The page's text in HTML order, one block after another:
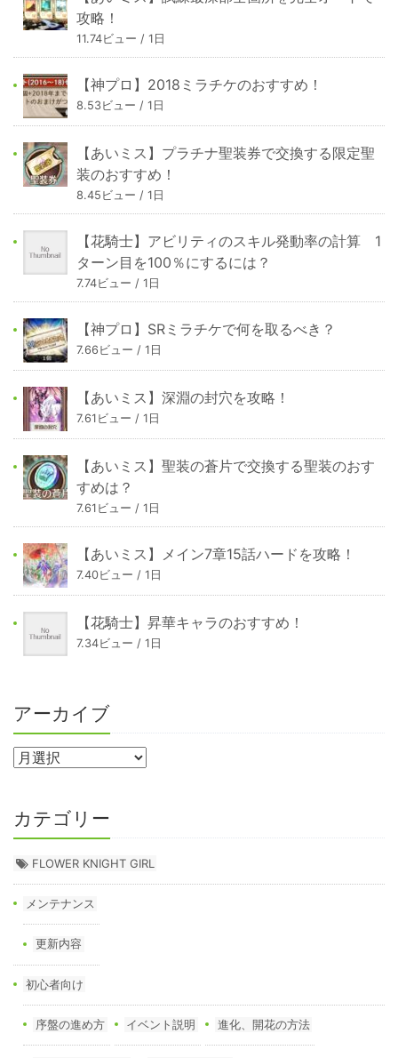
攻略！
11.74ビュー / 1日
【神プロ】2018ミラチケのおすすめ！
8.53ビュー / 1日
【あいミス】プラチナ聖装券で交換する限定聖
装のおすすめ！
8.45ビュー / 1日
【花騎士】アビリティのスキル発動率の計算 1
ターン目を100％にするには？
7.74ビュー / 1日
【神プロ】SRミラチケで何を取るべき？
7.66ビュー / 1日
【あいミス】深淵の封穴を攻略！
7.61ビュー / 1日
【あいミス】聖装の蒼片で交換する聖装のおす
すめは？
7.61ビュー / 1日
【あいミス】メイン7章15話ハードを攻略！
7.40ビュー / 1日
【花騎士】昇華キャラのおすすめ！
7.34ビュー / 1日
アーカイブ
カテゴリー
FLOWER KNIGHT GIRL
メンテナンス
更新内容
初心者向け
序盤の進め方 イベント説明 進化、開花の方法